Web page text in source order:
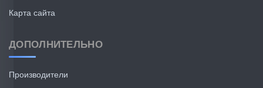
Карта сайта
ДОПОЛНИТЕЛЬНО
Производители